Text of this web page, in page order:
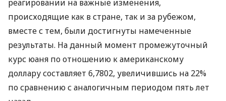
реагировании на важные изменения,
происходящие как в стране, так и за рубежом,
вместе с тем, были достигнуты намеченные
результаты. На данный момент промежуточный
курс юаня по отношению к американскому
доллару составляет 6,7802, увеличившись на 22%
по сравнению с аналогичным периодом пять лет